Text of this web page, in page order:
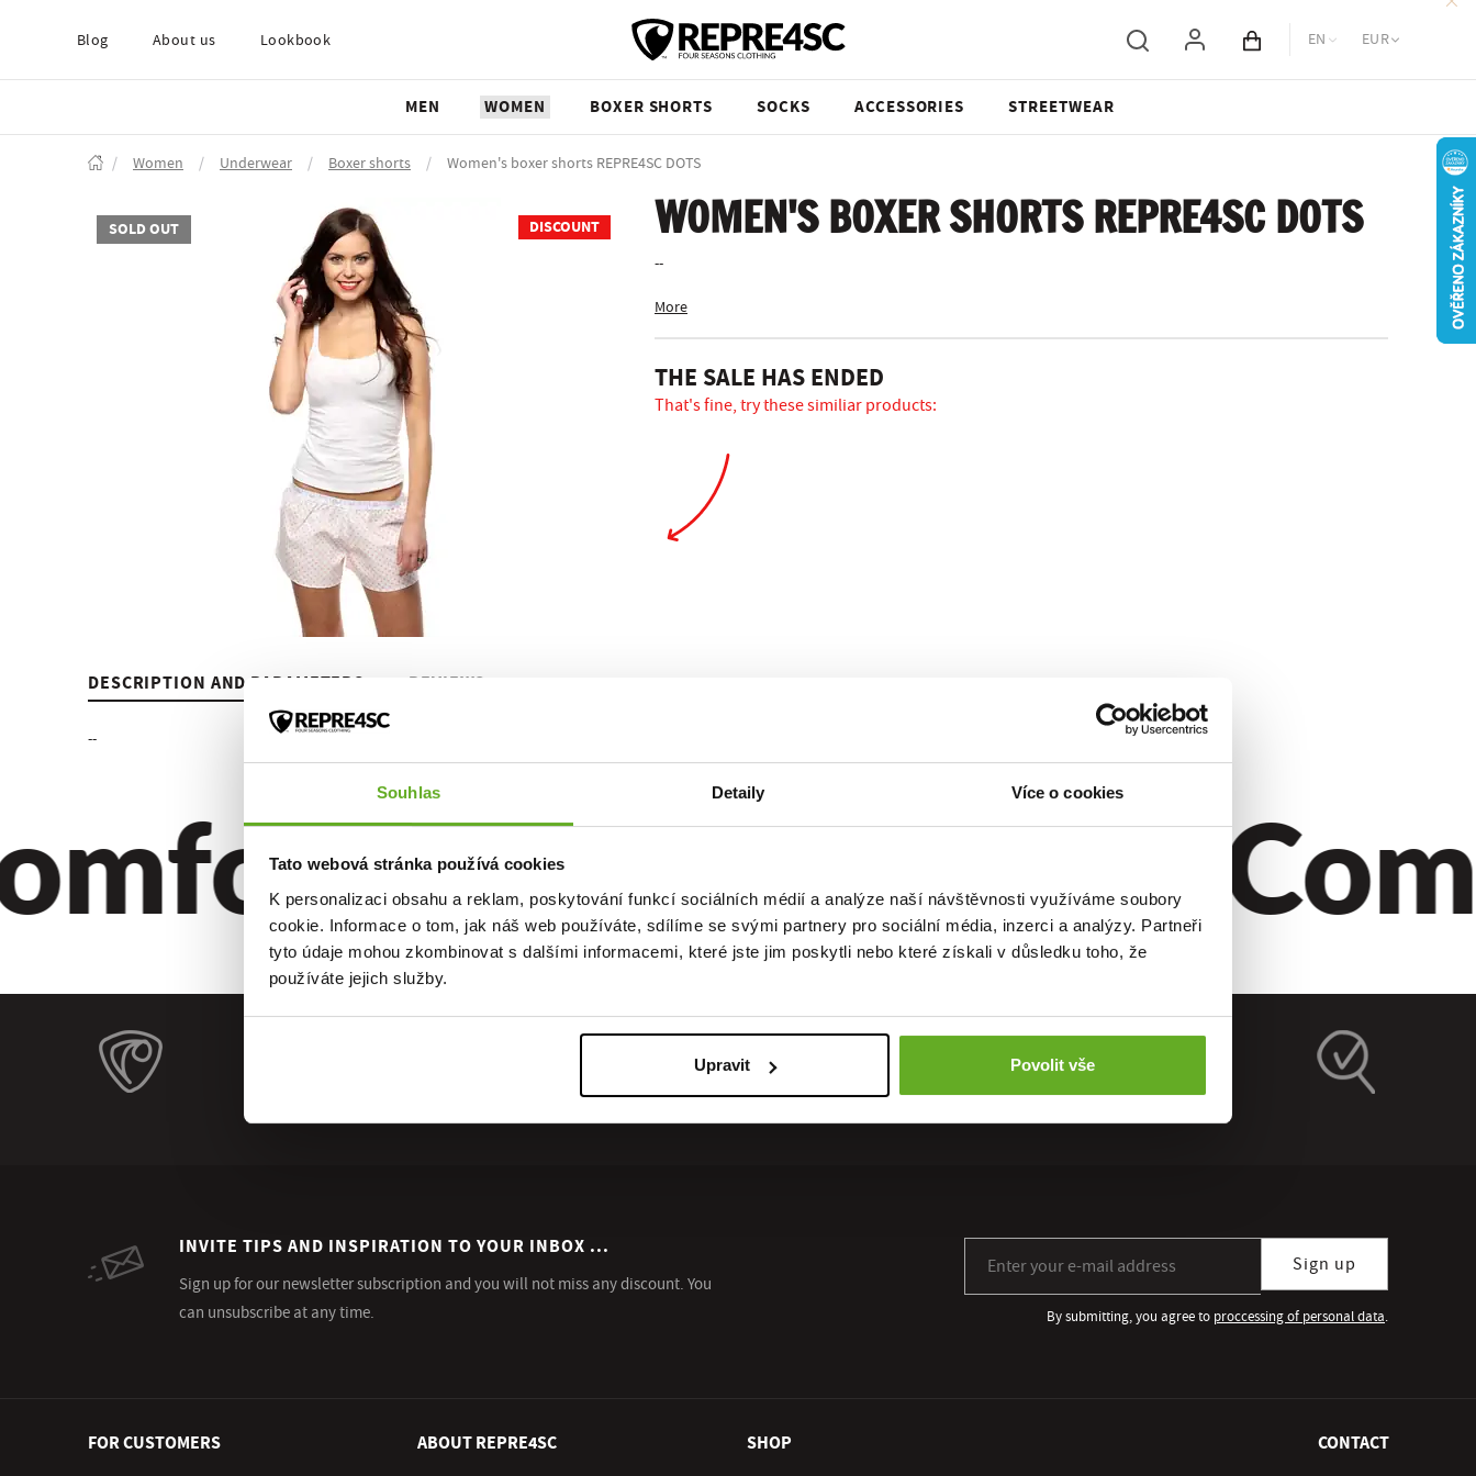
Souhlas Detaily Více o cookies
Tato webová stránka používá cookies
K personalizaci obsahu a reklam, poskytování funkcí sociálních médií a analýze naší návštěvnosti využíváme soubory
cookie. Informace o tom, jak náš web používáte, sdílíme se svými partnery pro sociální média, inzerci a analýzy. Partneři
tyto údaje mohou zkombinovat s dalšími informacemi, které jste jim poskytli nebo které získali v důsledku toho, že
používáte jejich služby.
Upravit Povolit vše
Blog About us Lookbook Cart total
EN EUR
MEN WOMEN BOXER SHORTS SOCKS ACCESSORIES STREETWEAR
/ Women / Underwear / Boxer shorts / Women's boxer shorts REPRE4SC DOTS
SOLD OUT DISCOUNT WOMEN'S BOXER SHORTS REPRE4SC DOTS
--
More
THE SALE HAS ENDED
That's fine, try these similiar products:
DESCRIPTION AND PARAMETERS REVIEWS
--
Quality. Style.
INVITE TIPS AND INSPIRATION TO YOUR INBOX ...
Sign up for our newsletter subscription and you will not miss any discount. You
can unsubscribe at any time.
Sign up
By submitting, you agree to proccessing of personal data.
FOR CUSTOMERS ABOUT REPRE4SC SHOP CONTACT